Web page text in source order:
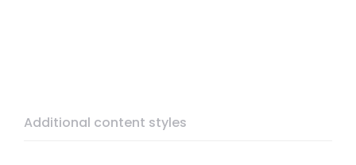
Additional content styles